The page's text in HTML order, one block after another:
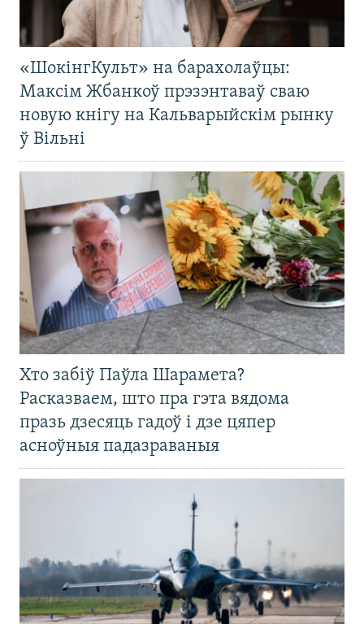
«ШокінгКульт» на барахолаўцы:
Максім Жбанкоў прэзэнтаваў сваю
новую кнігу на Кальварыйскім рынку
ў Вільні
Хто забіў Паўла Шарамета?
Расказваем, што пра гэта вядома
празь дзесяць гадоў і дзе цяпер
асноўныя падазраваныя